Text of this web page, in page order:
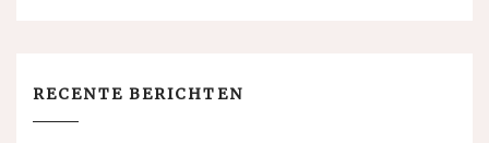
RECENTE BERICHTEN